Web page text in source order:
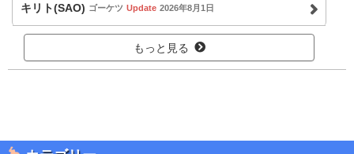
キリト(SAO) ゴーケツ Update 2026年8月1日
もっと見る